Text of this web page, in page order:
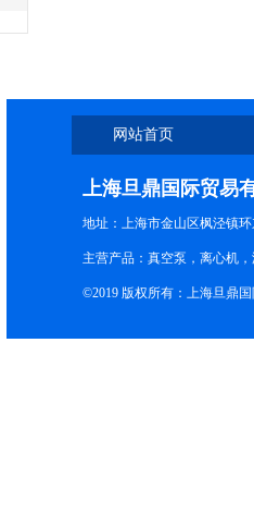
网站首页
上海旦鼎国际贸易
地址：上海市金山区枫泾镇
主营产品：真空泵，离心机
©2019 版权所有：上海旦鼎